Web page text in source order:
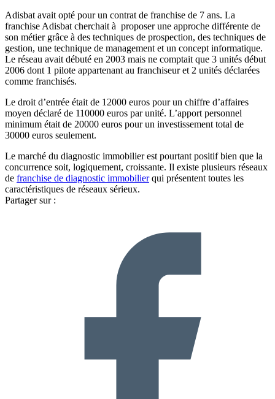
Adisbat avait opté pour un contrat de franchise de 7 ans. La
franchise Adisbat cherchait à proposer une approche différente de
son métier grâce à des techniques de prospection, des techniques de
gestion, une technique de management et un concept informatique.
Le réseau avait débuté en 2003 mais ne comptait que 3 unités début
2006 dont 1 pilote appartenant au franchiseur et 2 unités déclarées
comme franchisés.
Le droit d’entrée était de 12000 euros pour un chiffre d’affaires
moyen déclaré de 110000 euros par unité. L’apport personnel
minimum était de 20000 euros pour un investissement total de
30000 euros seulement.
Le marché du diagnostic immobilier est pourtant positif bien que la
concurrence soit, logiquement, croissante. Il existe plusieurs réseaux
de franchise de diagnostic immobilierqui présentent toutes les
caractéristiques de réseaux sérieux.
Partager sur :